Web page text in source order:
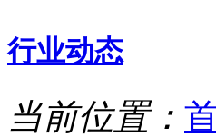
行业动态
当前位置：